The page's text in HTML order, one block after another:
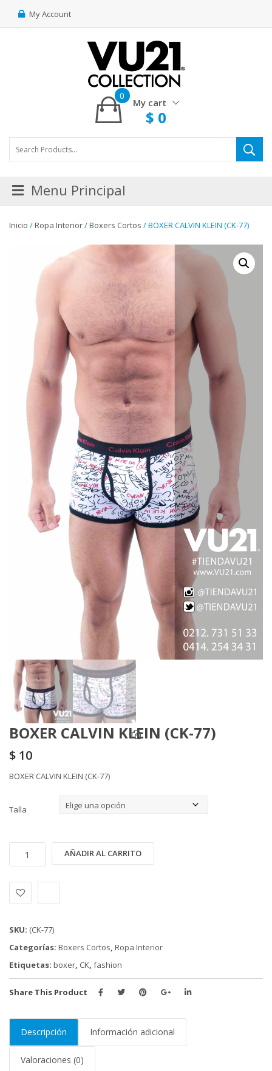
My Account
My cart
0
$ 0
Menu Principal
Inicio /Ropa Interior/Boxers Cortos / BOXER CALVIN KLEIN (CK-77)
BOXER CALVIN KLEIN (CK-77)
$ 10
BOXER CALVIN KLEIN (CK-77)
Talla
CALVIN
(CK-
77)
AÑADIR AL CARRITO
SKU: (CK-77)
Categorías: Boxers Cortos, Ropa Interior
Etiquetas: boxer, CK, fashion
Share This Product
Descripción Información adicional
Valoraciones (0)